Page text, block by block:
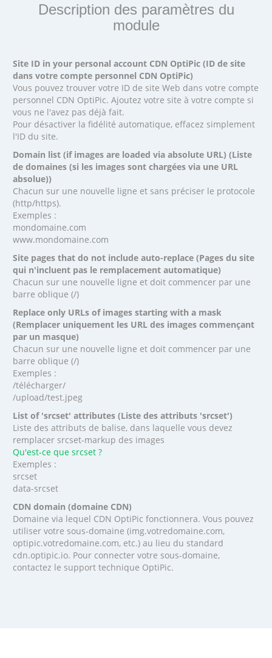
Description des paramètres du
module
Site ID in your personal account CDN OptiPic (ID de site
dans votre compte personnel CDN OptiPic)
Vous pouvez trouver votre ID de site Web dans votre compte
personnel CDN OptiPic. Ajoutez votre site à votre compte si
vous ne l'avez pas déjà fait.
Pour désactiver la fidélité automatique, effacez simplement
l'ID du site.
Domain list (if images are loaded via absolute URL) (Liste
de domaines (si les images sont chargées via une URL
absolue))
Chacun sur une nouvelle ligne et sans préciser le protocole
(http/https).
Exemples :
mondomaine.com
www.mondomaine.com
Site pages that do not include auto-replace (Pages du site
qui n'incluent pas le remplacement automatique)
Chacun sur une nouvelle ligne et doit commencer par une
barre oblique (/)
Replace only URLs of images starting with a mask
(Remplacer uniquement les URL des images commençant
par un masque)
Chacun sur une nouvelle ligne et doit commencer par une
barre oblique (/)
Exemples :
/télécharger/
/upload/test.jpeg
List of 'srcset' attributes (Liste des attributs 'srcset')
Liste des attributs de balise, dans laquelle vous devez
remplacer srcset-markup des images
Qu'est-ce que srcset ?
Exemples :
srcset
data-srcset
CDN domain (domaine CDN)
Domaine via lequel CDN OptiPic fonctionnera. Vous pouvez
utiliser votre sous-domaine (img.votredomaine.com,
optipic.votredomaine.com, etc.) au lieu du standard
cdn.optipic.io. Pour connecter votre sous-domaine,
contactez le support technique OptiPic.